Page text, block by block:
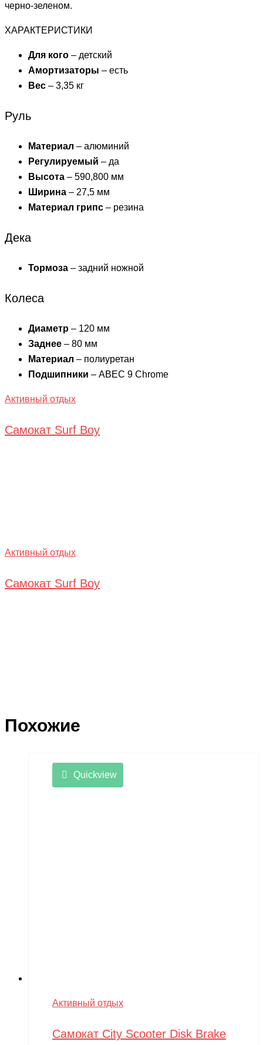
черно-зеленом.
ХАРАКТЕРИСТИКИ
Для кого – детский
Амортизаторы – есть
Вес – 3,35 кг
Руль
Материал – алюминий
Регулируемый – да
Высота – 590,800 мм
Ширина – 27,5 мм
Материал грипс – резина
Дека
Тормоза – задний ножной
Колеса
Диаметр – 120 мм
Заднее – 80 мм
Материал – полиуретан
Подшипники – ABEC 9 Chrome
Активный отдых
Самокат Surf Boy
Активный отдых
Самокат Surf Boy
Похожие
Quickview
Активный отдых
Самокат City Scooter Disk Brake